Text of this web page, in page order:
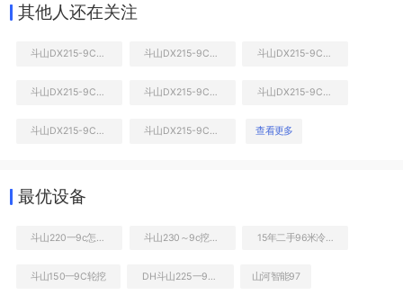
液压泵舱室正面整体
其他人还在关注
查看更多
最优设备
斗山150一9C轮挖 山河智能97